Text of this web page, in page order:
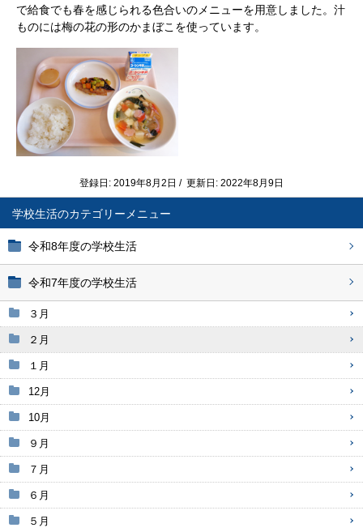
学校生活
令和8年度の学校生活
令和7年度の学校生活
３月
２月
１月
12月
10月
９月
７月
６月
５月
で給食でも春を感じられる色合いのメニューを用意しました。汁
ものには梅の花の形のかまぼこを使っています。
登録日: 2019年8月2日 / 更新日: 2022年8月9日